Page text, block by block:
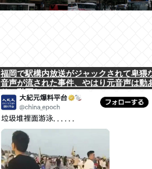
福岡で駅構内放送がジャックされて卑猥
音声が流された事件、やはり元音声は動
りの動画だった